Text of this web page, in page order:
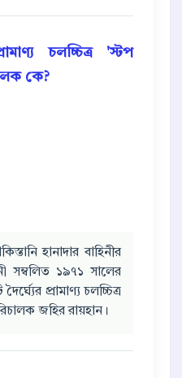
চলচ্চিত্র 'স্টপ
কে?
হানাদার বাহিনীর
সম্বলিত ১৯৭১ সালের
প্রামাণ্য চলচ্চিত্র
জহির রায়হান।